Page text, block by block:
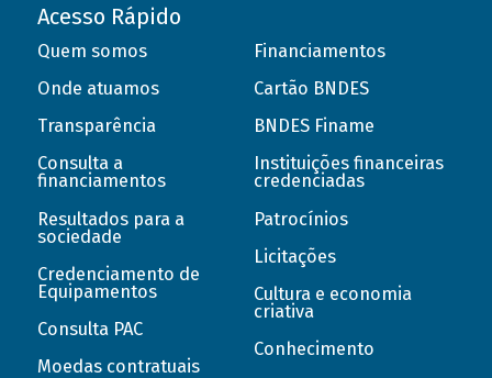
Acesso Rápido
Quem somos
Onde atuamos
Transparência
Consulta a
financiamentos
Resultados para a
sociedade
Credenciamento de
Equipamentos
Consulta PAC
Moedas contratuais
Financiamentos
Cartão BNDES
BNDES Finame
Instituições financeiras
credenciadas
Patrocínios
Licitações
Cultura e economia
criativa
Conhecimento